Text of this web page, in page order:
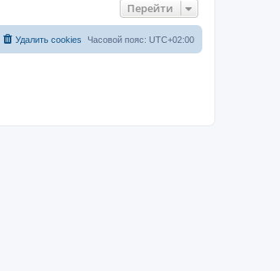
Перейти
Часовой пояс: UTC+02:00
Удалить cookies